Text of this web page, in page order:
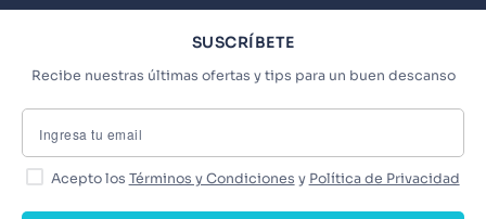
SUSCRÍBETE
Recibe nuestras últimas ofertas y tips para un buen descanso
Acepto los Términos y Condiciones y Política de Privacidad